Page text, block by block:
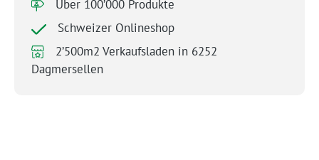
Über 100’000 Produkte
Schweizer Onlineshop
2’500m2 Verkaufsladen in 6252
Dagmersellen